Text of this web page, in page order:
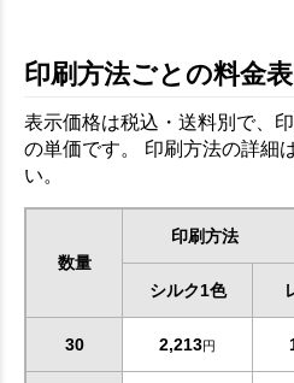
印刷方法ごとの料金表
表示価格は税込・送料別で、
の単価です。 印刷方法の詳細
い。
数量
印刷方法
シルク1色
30 2,213円